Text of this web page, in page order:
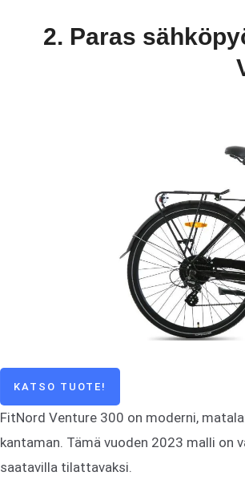
2. Paras
KATSO TUOTE!
FitNord Venture 300 on moderni,
kantaman. Tämä vuoden 2023 malli on
saatavilla tilattavaksi.